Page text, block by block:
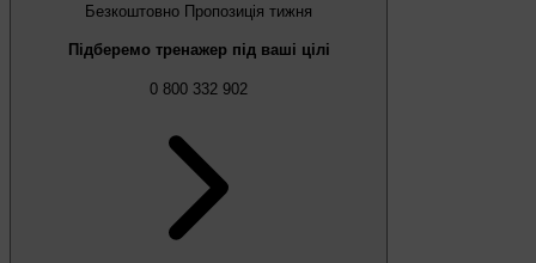
Безкоштовно Пропозиція тижня
Підберемо тренажер під ваші цілі
0 800 332 902